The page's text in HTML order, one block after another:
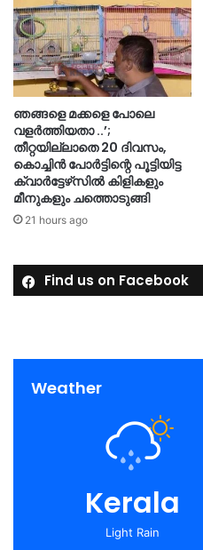
ഞങ്ങളെ മക്കളെ പോലെ
വളർത്തിയതാ ..’;
തീറ്റയില്ലാതെ 20 ദിവസം,
കൊച്ചിൻ പോർട്ടിന്റെ പൂട്ടിയിട്ട
ക്വാർട്ടേഴ്‌സിൽ കിളികളും
മീനുകളും ചത്തൊടുങ്ങി
21 hours ago
Find us on Facebook
Weather
Kerala
Light Rain